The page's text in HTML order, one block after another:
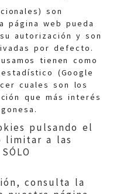
son
página web pueda
autorización y son
por defecto.
tienen como
(Google
cuales son los
que más interés
pulsando el
limitar a las
consulta la
general:
210/